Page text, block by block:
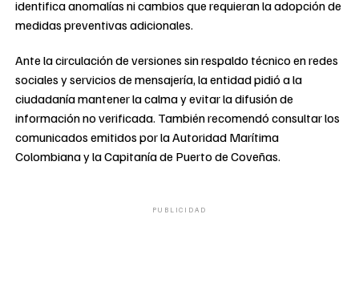
identifica anomalías ni cambios que requieran la adopción de
medidas preventivas adicionales.
Ante la circulación de versiones sin respaldo técnico en redes
sociales y servicios de mensajería, la entidad pidió a la
ciudadanía mantener la calma y evitar la difusión de
información no verificada. También recomendó consultar los
comunicados emitidos por la Autoridad Marítima
Colombiana y la Capitanía de Puerto de Coveñas.
PUBLICIDAD